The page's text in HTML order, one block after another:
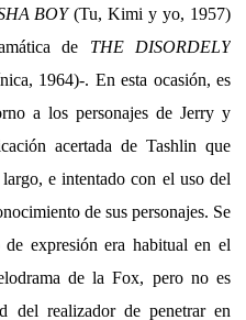
BOY(Tu, Kimi y yo, 1957)
de THE DISORDELY
1964)-. En esta ocasión, es
a los personajes de Jerry y
acertada de Tashlin que
e intentado con el uso del
de sus personajes. Se
expresión era habitual en el
de la Fox, pero no es
del realizador de penetrar en